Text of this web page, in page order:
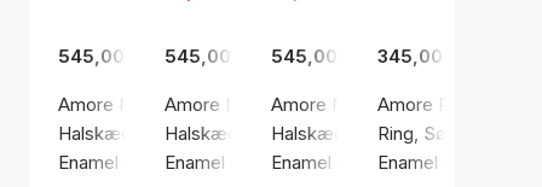
545,00 kr.
Amore Necklace Light Coral
Halskæde, Guld farve / Forgyldt sølv sterling 925
Enamel Copenhagen
545,00 kr.
Amore Necklace Red
Halskæde, Guld farve / Forgyldt sølv sterling
Enamel Copenhagen
545,00 kr.
Amore Necklace Steel Blue
Halskæde, Guld farve / Forgyldt
Enamel Copenhagen
345,00 kr.
Amore Ring
Ring, Sølv farve /
Enamel